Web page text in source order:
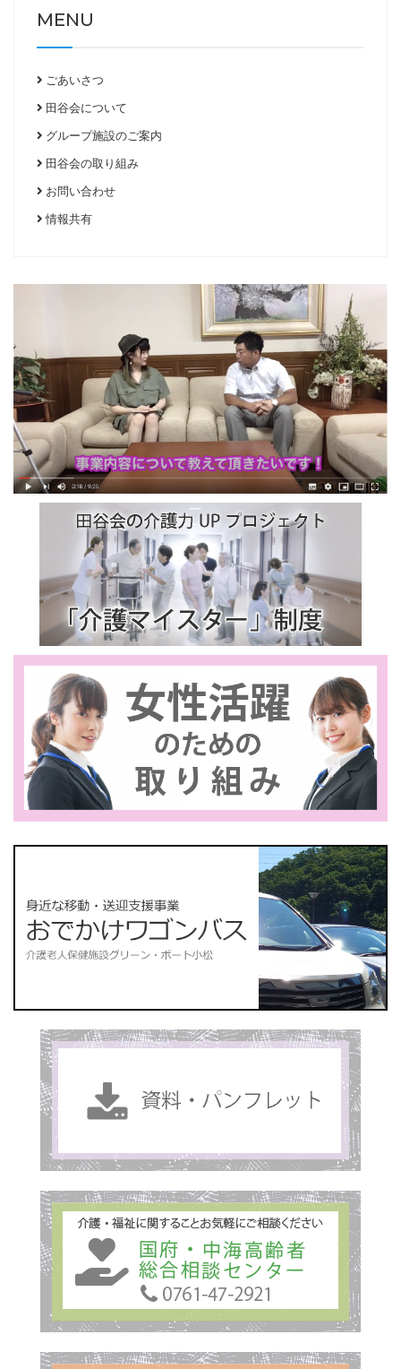
MENU
ごあいさつ
田谷会について
グループ施設のご案内
田谷会の取り組み
お問い合わせ
情報共有